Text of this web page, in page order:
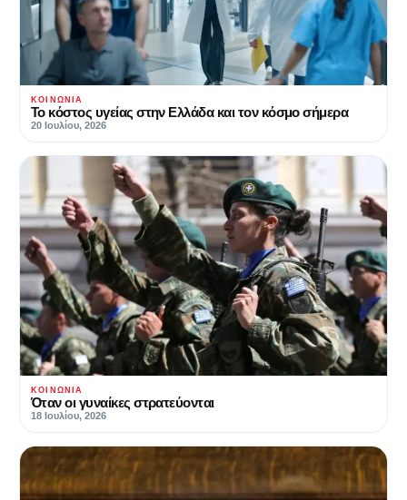
ΚΟΙΝΩΝΊΑ
Το κόστος υγείας στην Ελλάδα και τον κόσμο σήμερα
20 Ιουλίου, 2026
ΚΟΙΝΩΝΊΑ
Όταν οι γυναίκες στρατεύονται
18 Ιουλίου, 2026